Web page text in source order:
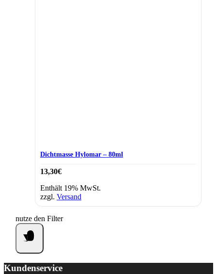
Dichtmasse Hylomar – 80ml
13,30€
Enthält 19% MwSt.
zzgl. Versand
nutze den Filter
Kundenservice